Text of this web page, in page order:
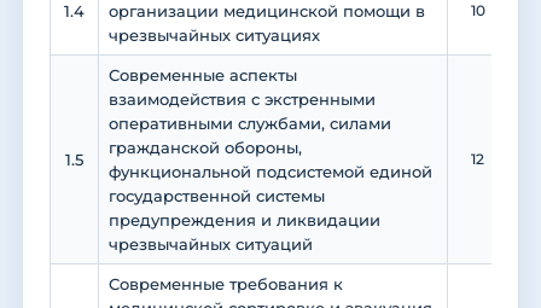
1.4
организации медицинской помощи в
чрезвычайных ситуациях
10
1.5
Современные аспекты
взаимодействия с экстренными
оперативными службами, силами
гражданской обороны,
функциональной подсистемой единой
государственной системы
предупреждения и ликвидации
чрезвычайных ситуаций
12
Современные требования к